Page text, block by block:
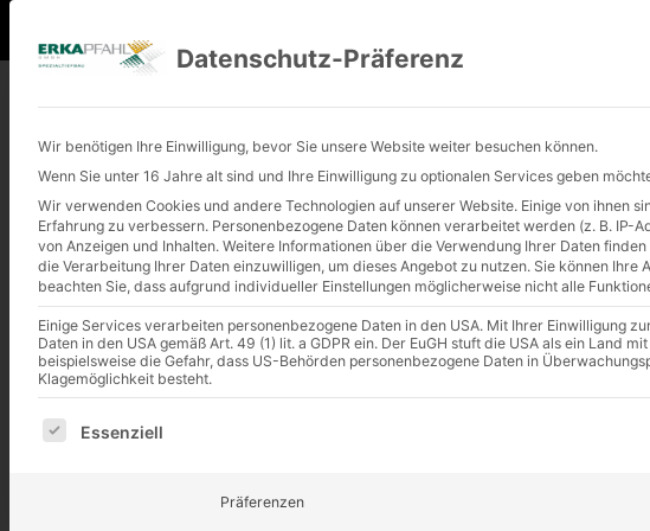
FACHBEGRIFFE
Hier möchten wir kurz einige der Begriffe erläutern, die in unserem
Datenschutz-Präferenz
Wir benötigen Ihre Einwilligung, bevor Sie unsere Website weiter besuchen können.
Wenn Sie unter 16 Jahre alt sind und Ihre Einwilligung zu optionalen Services geben
Wir verwenden Cookies und andere Technologien auf unserer Website. Einige von ihnen
Erfahrung zu verbessern. Personenbezogene Daten können verarbeitet werden (z. B. IP-
von Anzeigen und Inhalten. Weitere Informationen über die Verwendung Ihrer Daten finden
die Verarbeitung Ihrer Daten einzuwilligen, um dieses Angebot zu nutzen. Sie können Ihre
beachten Sie, dass aufgrund individueller Einstellungen möglicherweise nicht alle
Einige Services verarbeiten personenbezogene Daten in den USA. Mit Ihrer Einwilligung
Daten in den USA gemäß Art. 49 (1) lit. a GDPR ein. Der EuGH stuft die USA als ein Land
beispielsweise die Gefahr, dass US-Behörden personenbezogene Daten in
Klagemöglichkeit besteht.
Es folgt eine Liste der Service-Gruppen, für die eine Einwilligung
Essenziell
Präferenzen